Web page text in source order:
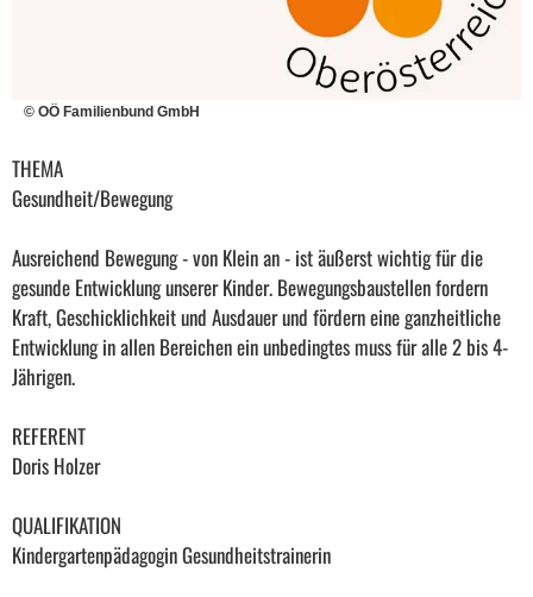
© OÖ Familienbund GmbH
THEMA
Gesundheit/Bewegung
Ausreichend Bewegung - von Klein an - ist äußerst wichtig für die
gesunde Entwicklung unserer Kinder. Bewegungsbaustellen fordern
Kraft, Geschicklichkeit und Ausdauer und fördern eine ganzheitliche
Entwicklung in allen Bereichen ein unbedingtes muss für alle 2 bis 4-
Jährigen.
REFERENT
Doris Holzer
QUALIFIKATION
Kindergartenpädagogin Gesundheitstrainerin